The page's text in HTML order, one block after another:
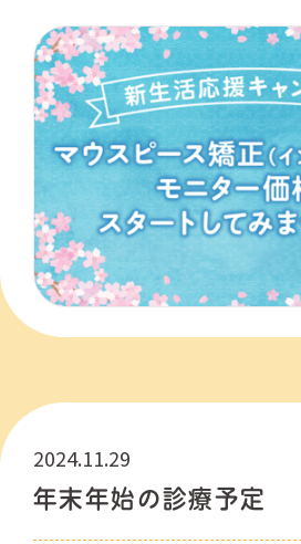
年末年始の診療予定
2024.11.29